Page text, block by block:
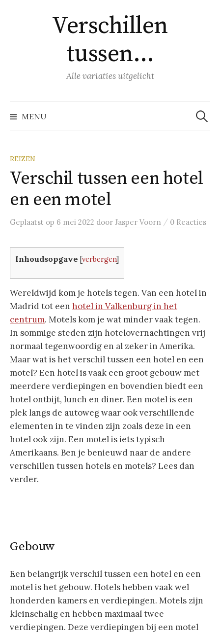
Verschillen
tussen…
Alle variaties uitgelicht
MENU
Zoeken
naar:
REIZEN
Verschil tussen een hotel
en een motel
Geplaatst op 6 mei 2022 door Jasper Voorn / 0 Reacties
Inhoudsopgave [verbergen]
Wereldwijd kom je hotels tegen. Van een hotel in
Madrid tot een hotel in Valkenburg in het
centrum. Motels kom je wat minder vaak tegen.
In sommige steden zijn hotelovernachtingen vrij
normaal tegenwoordig en al zeker in Amerika.
Maar wat is het verschil tussen een hotel en een
motel? Een hotel is vaak een groot gebouw met
meerdere verdiepingen en bovendien biedt een
hotel ontbijt, lunch en diner. Een motel is een
plek langs de autoweg waar ook verschillende
elementen in te vinden zijn zoals deze in een
hotel ook zijn. Een motel is iets typisch
Amerikaans. Ben je benieuwd naar de andere
verschillen tussen hotels en motels? Lees dan
verder.
Gebouw
Een belangrijk verschil tussen een hotel en een
motel is het gebouw. Hotels hebben vaak wel
honderden kamers en verdiepingen. Motels zijn
kleinschalig en hebben maximaal twee
verdiepingen. Deze verdiepingen bij een motel